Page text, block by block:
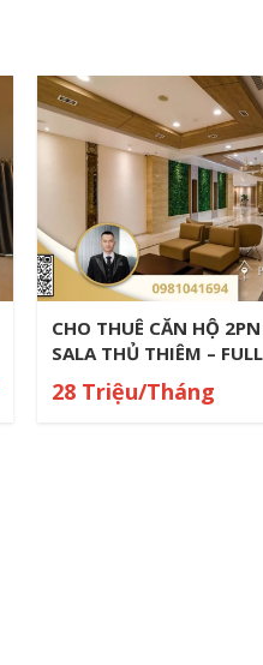
Cho Thuê Căn Hộ Sala
151m² – 3PN Căn Góc
52 Triệu/Tháng